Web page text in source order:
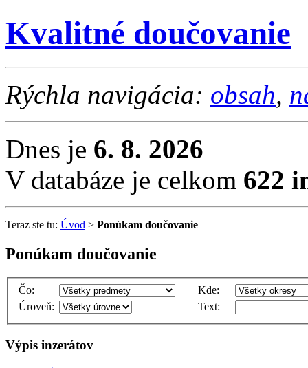
Kvalitné doučovanie
Rýchla navigácia: obsah,
Dnes je 6. 8. 2026
V databáze je celkom 622
Teraz ste tu: Úvod > Ponúkam doučovanie
Ponúkam doučovanie
Čo:
Kde:
Úroveň:
Text:
Výpis inzerátov